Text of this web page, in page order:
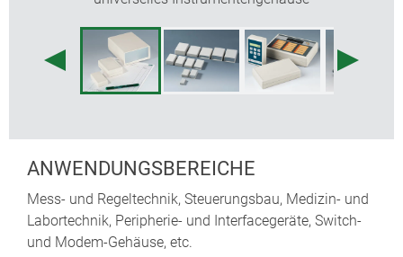
zusätzliche Funktionen mit universellem Zubehör
ANWENDUNGSBEREICHE
Mess- und Regeltechnik, Steuerungsbau, Medizin- und
Labortechnik, Peripherie- und Interfacegeräte, Switch-
und Modem-Gehäuse, etc.